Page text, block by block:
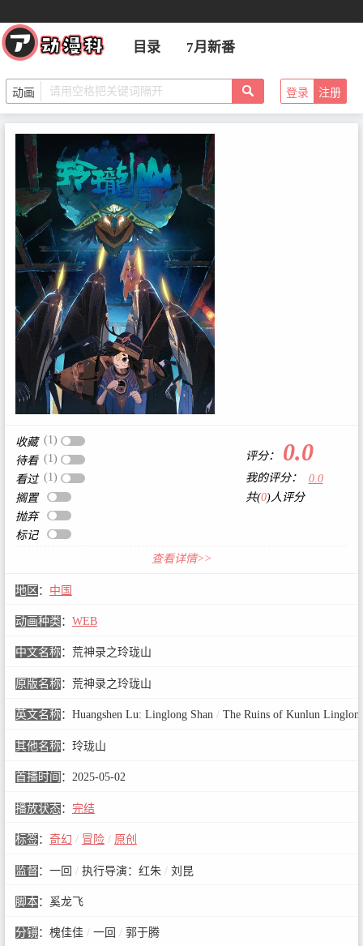
目录 7月新番
登录 注册
收藏 (1)
待看 (1)
看过 (1)
搁置
抛弃
标记
评分： 0.0
我的评分：
0.0
共(0)人评分
查看详情>>
地区 ： 中国
动画种类 ： WEB
中文名称： 荒神录之玲珑山
原版名称： 荒神录之玲珑山
英文名称： Huangshen Lu: Linglong Shan /The Ruins of Kunlun
其他名称： 玲珑山
首播时间 ： 2025-05-02
播放状态： 完结
标签： 奇幻 / 冒险 / 原创
监督 ： 一回 /执行导演：红朱 /刘昆
脚本： 奚龙飞
分镜： 槐佳佳 /一回 /郭于腾